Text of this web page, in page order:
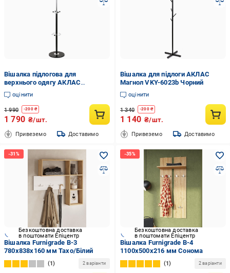
Вішалка підлогова для
верхнього одягу АКЛАС
шипшина VKY-62 172х37 см
оцінити
1 990 -200₴
1 790 ₴/шт.
Привеземо Доставимо
Вішалка для підлоги АКЛАС
Магнол VKY-6023b Чорний
оцінити
1 340 -200₴
1 140 ₴/шт.
Привеземо Доставимо
Безкоштовна доставка
в поштомати Епіцентр
Вішалка Furnigrade В-3
780х838х160 мм Тахо/Білий
1 2 варіанти
Безкоштовна доставка
в поштомати Епіцентр
Вішалка Furnigrade В-4
1100х500х216 мм Сонома
1 2 варіанти